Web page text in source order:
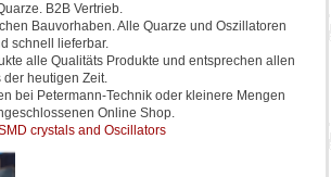
B2B Vertrieb.
Bauvorhaben. Alle Quarze und Oszillatoren
schnell lieferbar.
alle Qualitäts Produkte und entsprechen allen
der heutigen Zeit.
bei Petermann-Technik oder kleinere Mengen
Online Shop.
crystals and Oscillators